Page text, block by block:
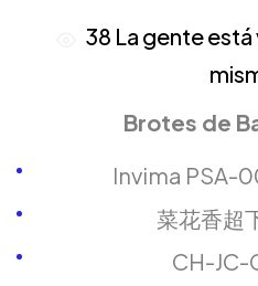
38 La gente
Brotes de
Invima PSA-
菜花香超
CH-JC-